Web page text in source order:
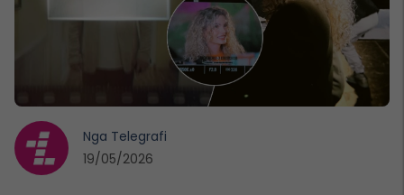
Nga Telegrafi
19/05/2026